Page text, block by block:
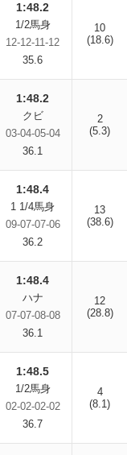
1:48.2
1/2馬身
12-12-11-12
35.6
10
(18.6)
1:48.2
クビ
03-04-05-04
36.1
2
(5.3)
1:48.4
1 1/4馬身
09-07-07-06
36.2
13
(38.6)
1:48.4
ハナ
07-07-08-08
36.1
12
(28.8)
1:48.5
1/2馬身
02-02-02-02
36.7
4
(8.1)